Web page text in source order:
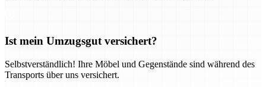
Ist mein Umzugsgut versichert?
Selbstverständlich! Ihre Möbel und Gegenstände sind während des
Transports über uns versichert.